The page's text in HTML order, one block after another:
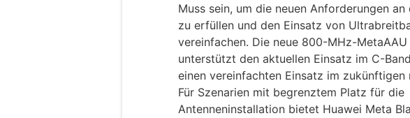
Muss sein, um die neuen Anforderungen
zu erfüllen und den Einsatz von
vereinfachen. Die neue 800-MHz-
unterstützt den aktuellen Einsatz im C-
einen vereinfachten Einsatz im zukünftigen
Für Szenarien mit begrenztem Platz für die
Antenneninstallation bietet Huawei Meta